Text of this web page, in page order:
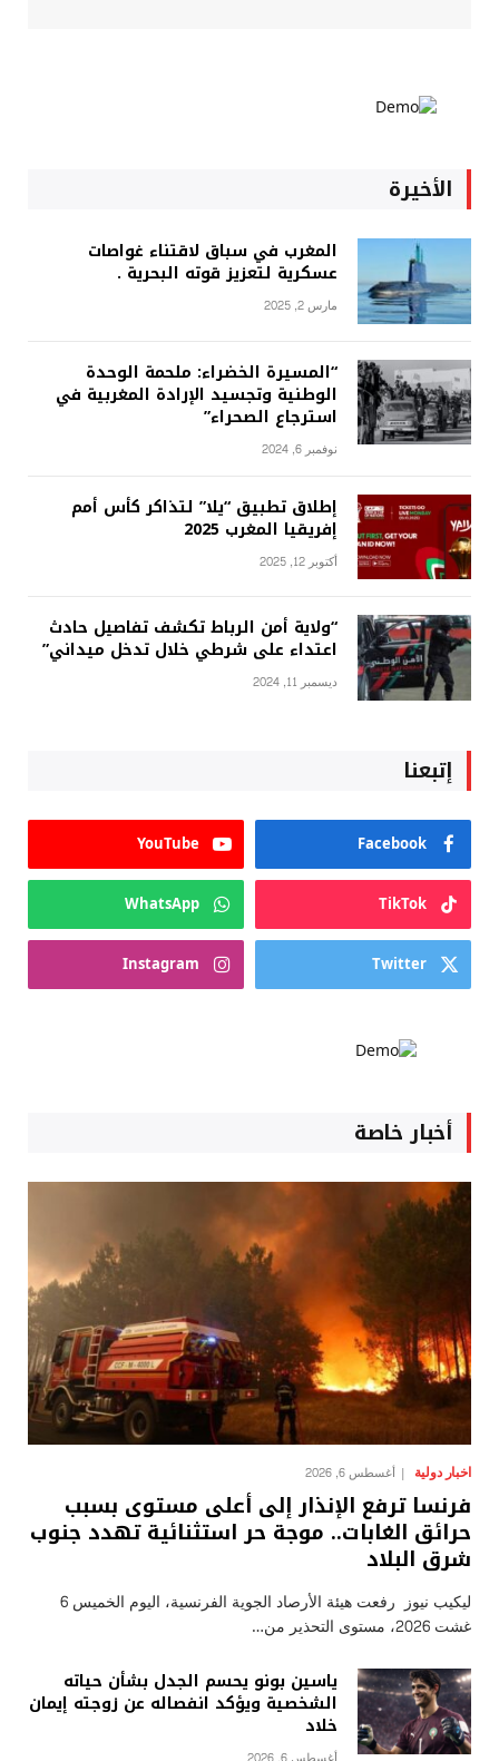
الأخيرة
المغرب في سباق لاقتناء غواصات
عسكرية لتعزيز قوته البحرية .
مارس 2, 2025
“المسيرة الخضراء: ملحمة الوحدة
الوطنية وتجسيد الإرادة المغربية في
استرجاع الصحراء”
نوفمبر 6, 2024
إطلاق تطبيق “يلا” لتذاكر كأس أمم
إفريقيا المغرب 2025
أكتوبر 12, 2025
“ولاية أمن الرباط تكشف تفاصيل حادث
اعتداء على شرطي خلال تدخل ميداني”
ديسمبر 11, 2024
إتبعنا
Facebook
YouTube
TikTok
WhatsApp
Twitter
Instagram
أخبار خاصة
اخبار دولية أغسطس 6, 2026
فرنسا ترفع الإنذار إلى أعلى مستوى بسبب
حرائق الغابات.. موجة حر استثنائية تهدد جنوب
شرق البلاد
ليكيب نيوز رفعت هيئة الأرصاد الجوية الفرنسية، اليوم الخميس 6
غشت 2026، مستوى التحذير من…
ياسين بونو يحسم الجدل بشأن حياته
الشخصية ويؤكد انفصاله عن زوجته إيمان
خلاد